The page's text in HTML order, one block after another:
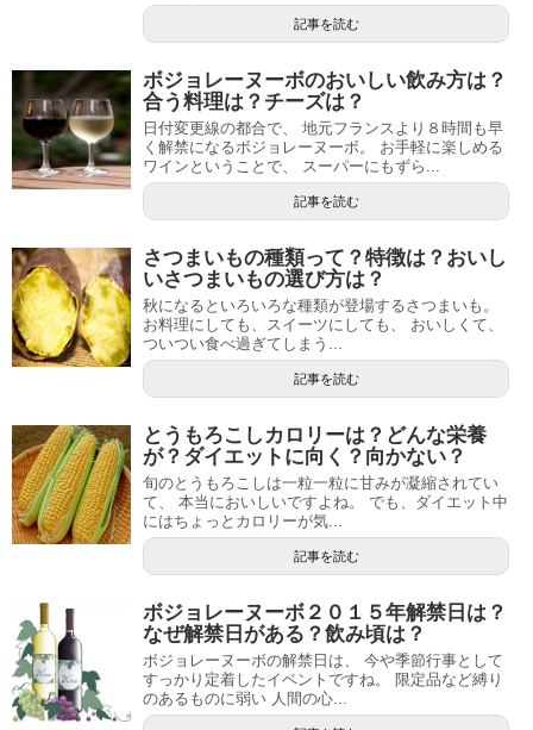
記事を読む
ボジョレーヌーボのおいしい飲み方は？
合う料理は？チーズは？
日付変更線の都合で、 地元フランスより８時間も早
く解禁になるボジョレーヌーボ。 お手軽に楽しめる
ワインということで、 スーパーにもずら...
記事を読む
さつまいもの種類って？特徴は？おいし
いさつまいもの選び方は？
秋になるといろいろな種類が登場するさつまいも。
お料理にしても、スイーツにしても、 おいしくて、
ついつい食べ過ぎてしまう...
記事を読む
とうもろこしカロリーは？どんな栄養
が？ダイエットに向く？向かない？
旬のとうもろこしは一粒一粒に甘みが凝縮されてい
て、 本当においしいですよね。 でも、ダイエット中
にはちょっとカロリーが気...
記事を読む
ボジョレーヌーボ２０１５年解禁日は？
なぜ解禁日がある？飲み頃は？
ボジョレーヌーボの解禁日は、 今や季節行事として
すっかり定着したイベントですね。 限定品など縛り
のあるものに弱い 人間の心...